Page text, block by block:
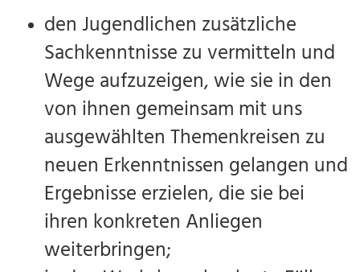
den Jugendlichen zusätzliche
Sachkenntnisse zu vermitteln und
Wege aufzuzeigen, wie sie in den
von ihnen gemeinsam mit uns
ausgewählten Themenkreisen zu
neuen Erkenntnissen gelangen und
Ergebnisse erzielen, die sie bei
ihren konkreten Anliegen
weiterbringen;